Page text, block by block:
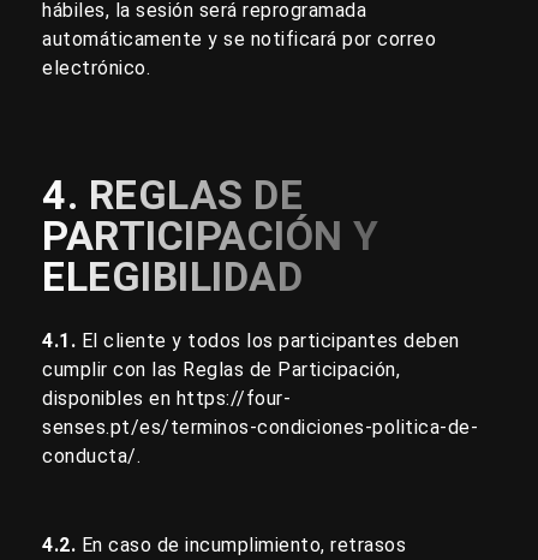
hábiles, la sesión será reprogramada
automáticamente y se notificará por correo
electrónico.
4. REGLAS DE
PARTICIPACIÓN Y
ELEGIBILIDAD
4.1. El cliente y todos los participantes deben
cumplir con las Reglas de Participación,
disponibles en https://four-
senses.pt/es/terminos-condiciones-politica-de-
conducta/.
4.2. En caso de incumplimiento, retrasos